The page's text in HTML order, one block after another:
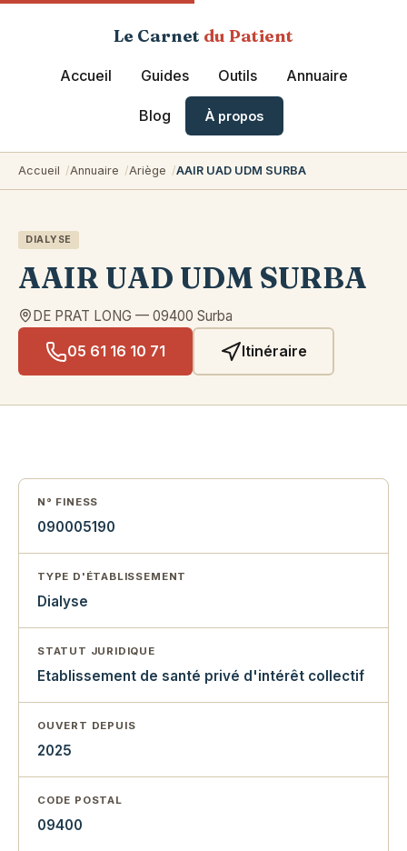
Le Carnet du Patient
Accueil Guides Outils Annuaire
Blog À propos
Accueil Annuaire Ariège AAIR UAD UDM SURBA
DIALYSE
AAIR UAD UDM SURBA
DE PRAT LONG — 09400 Surba
05 61 16 10 71 Itinéraire
N° FINESS
090005190
TYPE D'ÉTABLISSEMENT
Dialyse
STATUT JURIDIQUE
Etablissement de santé privé d'intérêt collectif
OUVERT DEPUIS
2025
CODE POSTAL
09400